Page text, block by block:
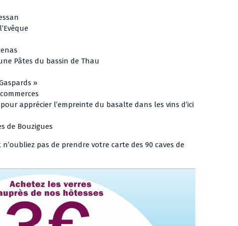
Pâtes du bassin de Thau
»
apprécier l’empreinte du basalte dans les vins d’ici
de Bouzigues
n’oubliez pas de prendre votre carte des 90 caves de